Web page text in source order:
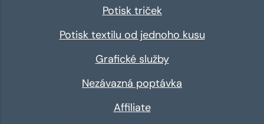
Potisk triček
Potisk textilu od jednoho kusu
Grafické služby
Nezávazná poptávka
Affiliate